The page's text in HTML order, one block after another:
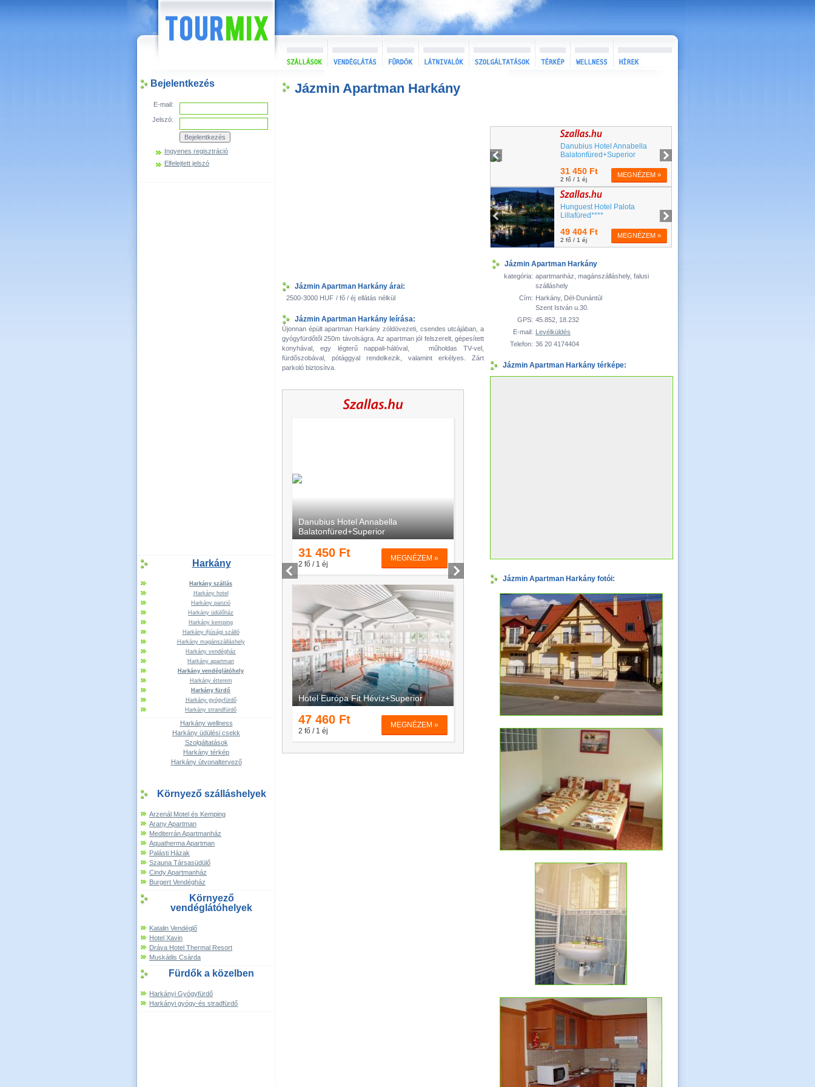
Bejelentkezés
E-mail:
Jelszó:
Ingyenes regisztráció
Elfelejtett jelszó
Harkány
Harkány szállás
Harkány hotel
Harkány panzió
Harkány üdülőház
Harkány kemping
Harkány ifjúsági szálló
Harkány magánszálláshely
Harkány vendégház
Harkány apartman
Harkány vendéglátóhely
Harkány étterem
Harkány fürdő
Harkány gyógyfürdő
Harkány strandfürdő
Harkány wellness
Harkány üdülési csekk
Szolgáltatások
Harkány térkép
Harkány útvonaltervező
Környező szálláshelyek
Arzenál Motel és Kemping
Arany Apartman
Mediterrán Apartmanház
Aquatherma Apartman
Palásti Házak
Szauna Társasüdülő
Cindy Apartmanház
Burgert Vendégház
Környező
vendéglátóhelyek
Katalin Vendéglő
Hotel Xavin
Dráva Hotel Thermal Resort
Muskátlis Csárda
Fürdők a közelben
Harkányi Gyógyfürdő
Harkányi gyógy-és stradfürdő
Jázmin Apartman Harkány
Jázmin Apartman Harkány
kategória: apartmanház, magánszálláshely, falusi
szálláshely
Cím: Harkány, Dél-Dunántúl
Szent István u.30.
GPS: 45.852, 18.232
E-mail: Levélküldés
Telefon: 36 20 4174404
Jázmin Apartman Harkány térképe:
Jázmin Apartman Harkány fotói:
Jázmin Apartman Harkány árai:
2500-3000 HUF / fő / éj ellátás nélkül
Jázmin Apartman Harkány leírása:
Újonnan épült apartman Harkány zöldövezeti, csendes utcájában, a
gyógyfürdőtől 250m távolságra. Az apartman jól felszerelt, gépesített
konyhával, egy légterű nappali-hálóval, műholdas TV-vel,
fürdőszobával, pótággyal rendelkezik, valamint erkélyes. Zárt
parkoló biztosítva.